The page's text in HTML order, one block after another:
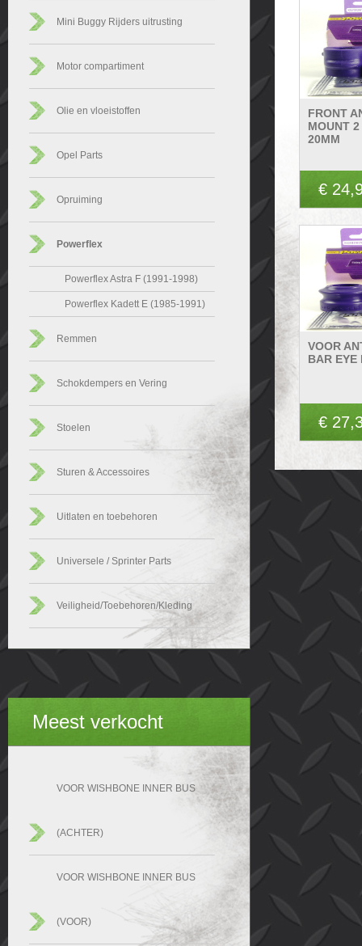
Mini Buggy Rijders uitrusting
Motor compartiment
Olie en vloeistoffen
Opel Parts
Opruiming
Powerflex
Powerflex Astra F (1991-1998)
Powerflex Kadett E (1985-1991)
Remmen
Schokdempers en Vering
Stoelen
Sturen & Accessoires
Uitlaten en toebehoren
Universele / Sprinter Parts
Veiligheid/Toebehoren/Kleding
Meest verkocht
VOOR WISHBONE INNER BUS
(ACHTER)
VOOR WISHBONE INNER BUS
(VOOR)
FRONT
MOUNT
20MM
€
VOOR
BAR EYE
€